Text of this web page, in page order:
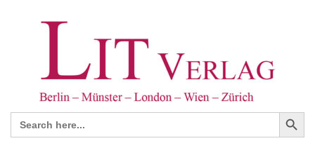
Search
for:
Search Button